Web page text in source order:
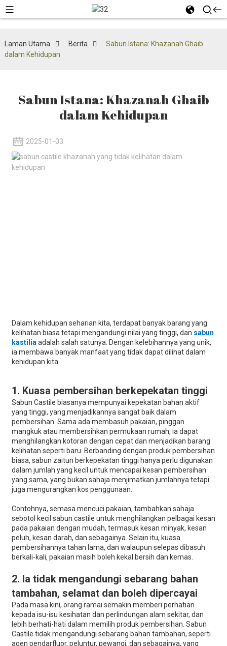
Laman Utama Berita
Sabun Istana: Khazanah Ghaib
dalam Kehidupan
Sabun Istana: Khazanah Ghaib
dalam Kehidupan
2025-01-03
Dalam kehidupan seharian kita, terdapat banyak barang yang
kelihatan biasa tetapi mengandungi nilai yang tinggi, dan sabun
kastiliaadalah salah satunya. Dengan kelebihannya yang unik,
ia membawa banyak manfaat yang tidak dapat dilihat dalam
kehidupan kita.
1. Kuasa pembersihan berkepekatan tinggi
Sabun Castile biasanya mempunyai kepekatan bahan aktif
yang tinggi, yang menjadikannya sangat baik dalam
pembersihan. Sama ada membasuh pakaian, pinggan
mangkuk atau membersihkan permukaan rumah, ia dapat
menghilangkan kotoran dengan cepat dan menjadikan barang
kelihatan seperti baru. Berbanding dengan produk pembersihan
biasa, sabun zaitun berkepekatan tinggi hanya perlu digunakan
dalam jumlah yang kecil untuk mencapai kesan pembersihan
yang sama, yang bukan sahaja menjimatkan jumlahnya tetapi
juga mengurangkan kos penggunaan.
Contohnya, semasa mencuci pakaian, tambahkan sahaja
sebotol kecil sabun castile untuk menghilangkan pelbagai kesan
pada pakaian dengan mudah, termasuk kesan minyak, kesan
peluh, kesan darah, dan sebagainya. Selain itu, kuasa
pembersihannya tahan lama, dan walaupun selepas dibasuh
berkali-kali, pakaian masih boleh kekal bersih dan kemas.
2. Ia tidak mengandungi sebarang bahan
tambahan, selamat dan boleh dipercayai
Pada masa kini, orang ramai semakin memberi perhatian
kepada isu-isu kesihatan dan perlindungan alam sekitar, dan
lebih berhati-hati dalam memilih produk pembersihan. Sabun
Castile tidak mengandungi sebarang bahan tambahan, seperti
agen pendarfluor, peluntur, pewangi, dan sebagainya, yang